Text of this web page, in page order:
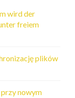
wird der
freiem
plików
nowym